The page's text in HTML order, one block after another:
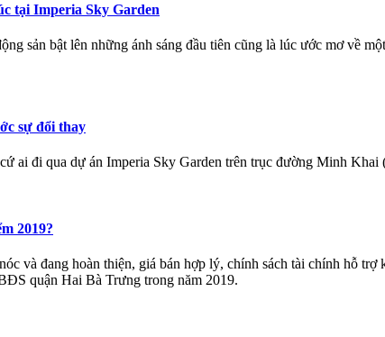
tại Imperia Sky Garden
sản bật lên những ánh sáng đầu tiên cũng là lúc ước mơ về
sự đổi thay
ai đi qua dự án Imperia Sky Garden trên trục đường Minh
2019?
và đang hoàn thiện, giá bán hợp lý, chính sách tài chính hỗ
quận Hai Bà Trưng trong năm 2019.